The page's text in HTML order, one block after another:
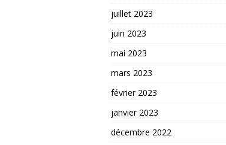
juillet 2023
juin 2023
mai 2023
mars 2023
février 2023
janvier 2023
décembre 2022